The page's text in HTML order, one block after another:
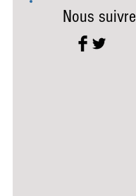
Nous suivre